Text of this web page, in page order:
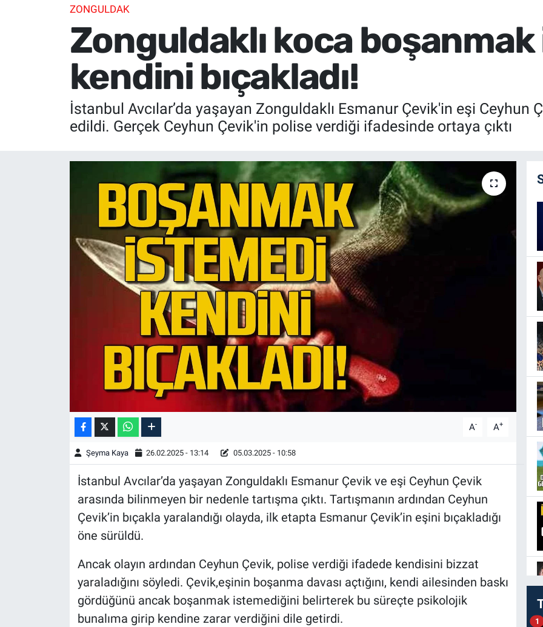
ZONGULDAK
Zonguldaklı koca
kendini bıçakladı!
İstanbul Avcılar’da yaşayan Zonguldaklı Esmanur Çevik'in eşi Ceyhun
edildi. Gerçek Ceyhun Çevik'in polise verdiği ifadesinde ortaya çıktı
A- A+
Şeyma Kaya 26.02.2025 - 13:14 05.03.2025 - 10:58
İstanbul Avcılar’da yaşayan Zonguldaklı Esmanur Çevik ve eşi Ceyhun Çevik
arasında bilinmeyen bir nedenle tartışma çıktı. Tartışmanın ardından Ceyhun
Çevik’in bıçakla yaralandığı olayda, ilk etapta Esmanur Çevik’in eşini bıçakladığı
öne sürüldü.
Ancak olayın ardından Ceyhun Çevik, polise verdiği ifadede kendisini bizzat
yaraladığını söyledi. Çevik,eşinin boşanma davası açtığını, kendi ailesinden baskı
gördüğünü ancak boşanmak istemediğini belirterek bu süreçte psikolojik
bunalıma girip kendine zarar verdiğini dile getirdi.
1